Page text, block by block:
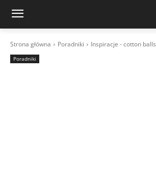
Strona główna Poradniki Inspiracje - cotton balls
Poradniki